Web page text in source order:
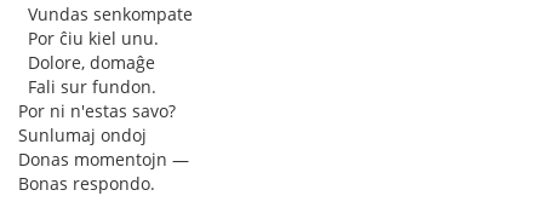
Vundas senkompate
Por ĉiu kiel unu.
Dolore, domaĝe
Fali sur fundon.
Por ni n'estas savo?
Sunlumaj ondoj
Donas momentojn —
Bonas respondo.